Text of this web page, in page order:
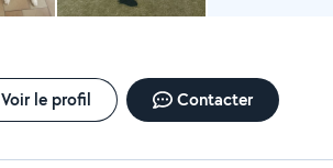
Voir le profil Contacter